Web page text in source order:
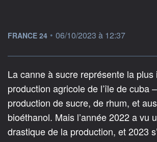
information fournie par
FRANCE 24 • 06/10/2023 à 12:37
La canne à sucre représente la
production agricole de l’île de cuba
production de sucre, de rhum, et
bioéthanol. Mais l’année 2022 a vu
drastique de la production, et 2023